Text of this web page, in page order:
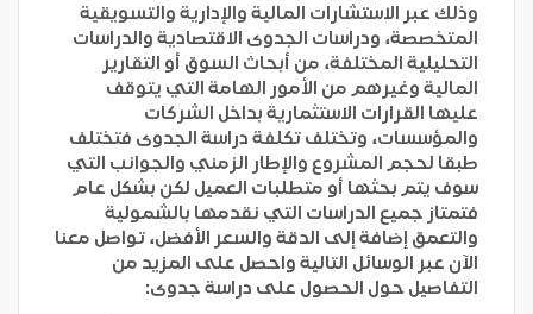
وذلك عبر الاستشارات المالية والإدارية والتسويقية
المتخصصة، ودراسات الجدوى الاقتصادية والدراسات
التحليلية المختلفة، من أبحاث السوق أو التقارير
المالية وغيرهم من الأمور الهامة التي يتوقف
عليها القرارات الاستثمارية بداخل الشركات
والمؤسسات، وتختلف تكلفة دراسة الجدوى فتختلف
طبقا لحجم المشروع والإطار الزمني والجوانب التي
سوف يتم بحثها أو متطلبات العميل لكن بشكل عام
فتمتاز جميع الدراسات التي نقدمها بالشمولية
والتعمق إضافة إلى الدقة والسعر الأفضل، تواصل معنا
الآن عبر الوسائل التالية واحصل على المزيد من
التفاصيل حول الحصول على دراسة جدوى: